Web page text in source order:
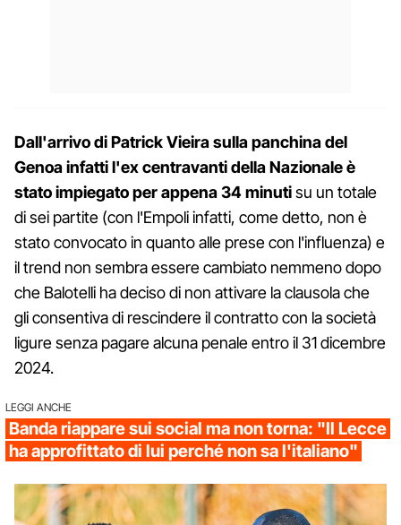
Dall'arrivo di Patrick Vieira sulla panchina del
Genoa infatti l'ex centravanti della Nazionale è
stato impiegato per appena 34 minutisu un totale
di sei partite (con l'Empoli infatti, come detto, non è
stato convocato in quanto alle prese con l'influenza) e
il trend non sembra essere cambiato nemmeno dopo
che Balotelli ha deciso di non attivare la clausola che
gli consentiva di rescindere il contratto con la società
ligure senza pagare alcuna penale entro il 31 dicembre
2024.
LEGGI ANCHE
Banda riappare sui social ma non torna: "Il Lecce
ha approfittato di lui perché non sa l'italiano"